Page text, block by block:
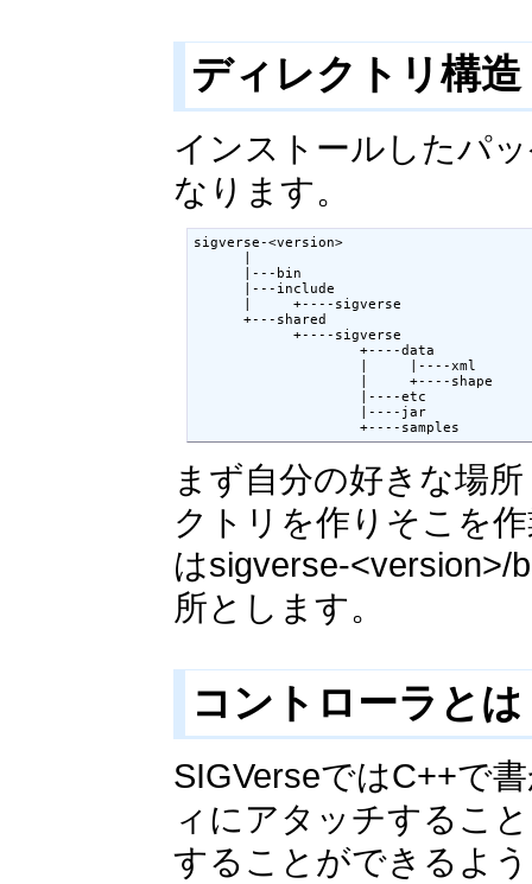
ディレクトリ構造
インストールしたパ
なります。
sigverse-<version>
      |---bin
      |---include
      |     +----sigverse
      +---shared
            +----sigverse
                    +----data
                    |     |----xml
                    |     +----shape
                    |----etc
                    |----jar
                    +----samples
まず自分の好きな場
クトリを作りそこを
はsigverse-<version>/
所とします。
コントローラとは
SIGVerseではC++で
ィにアタッチするこ
することができるよ